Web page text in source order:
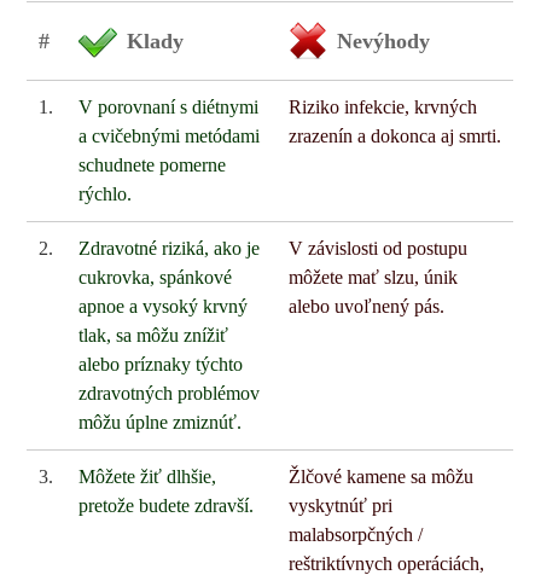
# Klady Nevýhody
1.
V porovnaní s diétnymi
a cvičebnými metódami
schudnete pomerne
rýchlo.
Riziko infekcie, krvných
zrazenín a dokonca aj smrti.
2.
Zdravotné riziká, ako je
cukrovka, spánkové
apnoe a vysoký krvný
tlak, sa môžu znížiť
alebo príznaky týchto
zdravotných problémov
môžu úplne zmiznúť.
V závislosti od postupu
môžete mať slzu, únik
alebo uvoľnený pás.
3.
Môžete žiť dlhšie,
pretože budete zdravší.
Žlčové kamene sa môžu
vyskytnúť pri
malabsorpčných /
reštriktívnych operáciách,